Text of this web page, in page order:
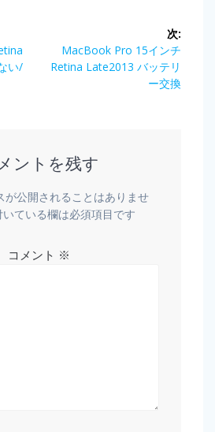
い/
次:
MacBook Pro 15インチ
Retina Late2013 バッテリ
ー交換
ントを残す
が公開されることはありませ
いている欄は必須項目です
コメント ※